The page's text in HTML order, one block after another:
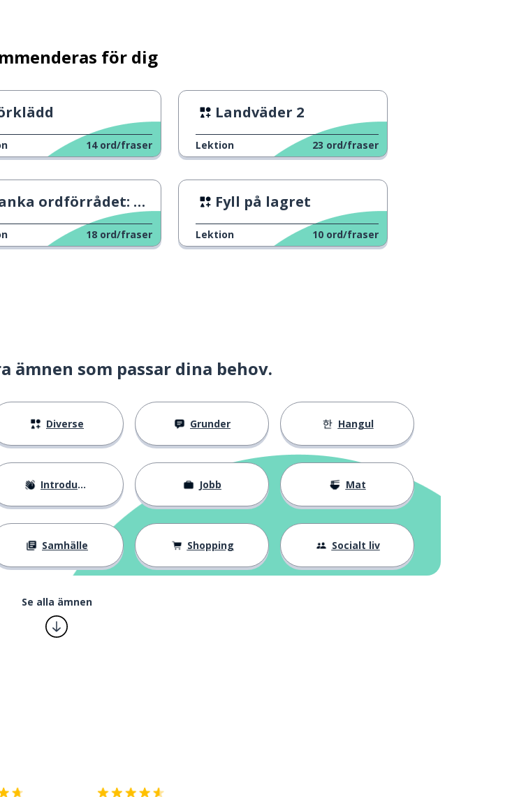
för dig
14 ord/fraser
Landväder 2
Lektion 23 ord/fraser
ordförrådet: Möbler
18 ord/fraser
Fyll på lagret
Lektion 10 ord/fraser
ämnen som passar dina behov.
Diverse Grunder Hangul
Introduktion Jobb Mat
Samhälle Shopping Socialt liv
Se alla ämnen